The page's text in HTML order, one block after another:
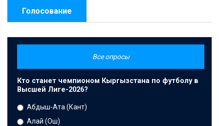
Голосование
Все опросы
Кто станет чемпионом Кыргызстана по футболу в
Высшей Лиге-2026?
Абдыш-Ата (Кант)
Алай (Ош)